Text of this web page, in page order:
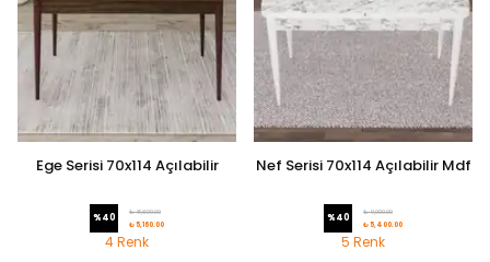
Ege Serisi 70x114 Açılabilir
%40
₺ 8,600.00
₺ 5,160.00
4 Renk
Nef Serisi 70x114 Açılabilir Mdf
%40
₺ 9,000.00
₺ 5,400.00
5 Renk